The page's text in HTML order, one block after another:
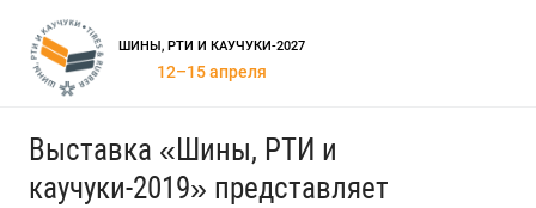
ШИНЫ, РТИ И КАУЧУКИ-2027
12–15 апреля
Выставка «Шины, РТИ и
каучуки-2019» представляет